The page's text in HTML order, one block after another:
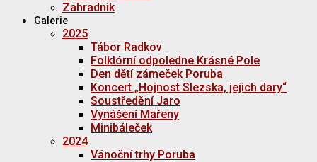
Zahradnik
Galerie
2025
Tábor Radkov
Folklórní odpoledne Krásné Pole
Den dětí zámeček Poruba
Koncert „Hojnost Slezska, jejich dary“
Soustředění Jaro
Vynášení Mařeny
Minibáleček
2024
Vánoční trhy Poruba